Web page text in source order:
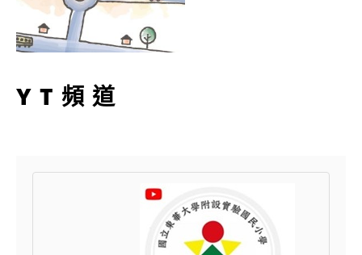
YT頻道